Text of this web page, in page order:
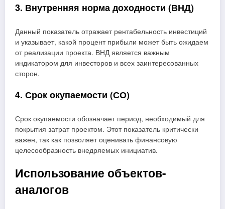
3. Внутренняя норма доходности (ВНД)
Данный показатель отражает рентабельность инвестиций
и указывает, какой процент прибыли может быть ожидаем
от реализации проекта. ВНД является важным
индикатором для инвесторов и всех заинтересованных
сторон.
4. Срок окупаемости (СО)
Срок окупаемости обозначает период, необходимый для
покрытия затрат проектом. Этот показатель критически
важен, так как позволяет оценивать финансовую
целесообразность внедряемых инициатив.
Использование объектов-
аналогов